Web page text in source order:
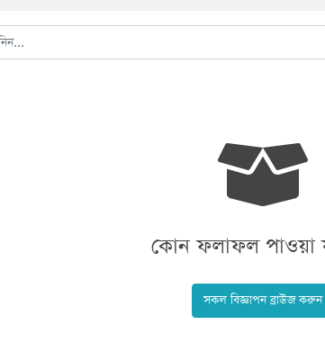
কোন ফলাফল পাওয়া
সকল বিজ্ঞাপন ব্রাউজ করুন